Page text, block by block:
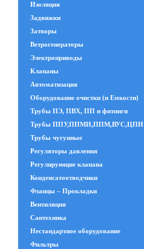
Изоляция
Задвижки
Затворы
Ветрогенераторы
Электроприводы
Клапаны
Автоматизация
Оборудование очистки (и Емкости)
Трубы ПЭ, ПВХ, ПП и фитинги
Трубы ППУ,ППМИ,ППМ,ВУС,ЦПИ
Трубы чугунные
Регуляторы давления
Регулирующие клапана
Конденсатоотводчики
Фланцы – Прокладки
Вентиляция
Сантехника
Нестандартное оборудование
Фильтры